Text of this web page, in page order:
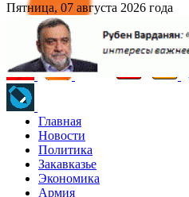
Пятница, 07 августа 2026 года
Главная
Новости
Политика
Закавказье
Экономика
Армия